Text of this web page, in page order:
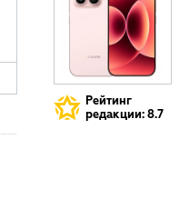
Рейтинг
редакции: 8.7